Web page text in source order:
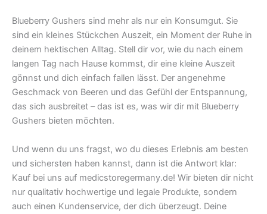
Blueberry Gushers sind mehr als nur ein Konsumgut. Sie
sind ein kleines Stückchen Auszeit, ein Moment der Ruhe in
deinem hektischen Alltag. Stell dir vor, wie du nach einem
langen Tag nach Hause kommst, dir eine kleine Auszeit
gönnst und dich einfach fallen lässt. Der angenehme
Geschmack von Beeren und das Gefühl der Entspannung,
das sich ausbreitet – das ist es, was wir dir mit Blueberry
Gushers bieten möchten.
Und wenn du uns fragst, wo du dieses Erlebnis am besten
und sichersten haben kannst, dann ist die Antwort klar:
Kauf bei uns auf medicstoregermany.de! Wir bieten dir nicht
nur qualitativ hochwertige und legale Produkte, sondern
auch einen Kundenservice, der dich überzeugt. Deine